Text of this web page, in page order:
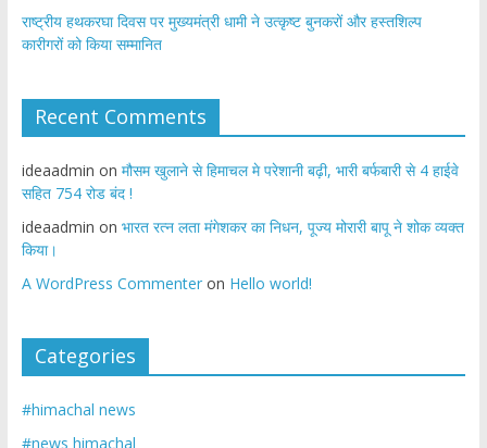
राष्ट्रीय हथकरघा दिवस पर मुख्यमंत्री धामी ने उत्कृष्ट बुनकरों और हस्तशिल्प
कारीगरों को किया सम्मानित
Recent Comments
ideaadmin on मौसम खुलाने से हिमाचल मे परेशानी बढ़ी, भारी बर्फबारी से 4 हाईवे
सहित 754 रोड बंद !
ideaadmin on भारत रत्न लता मंगेशकर का निधन, पूज्य मोरारी बापू ने शोक व्यक्त
किया।
A WordPress Commenteron Hello world!
Categories
#himachal news
#news himachal